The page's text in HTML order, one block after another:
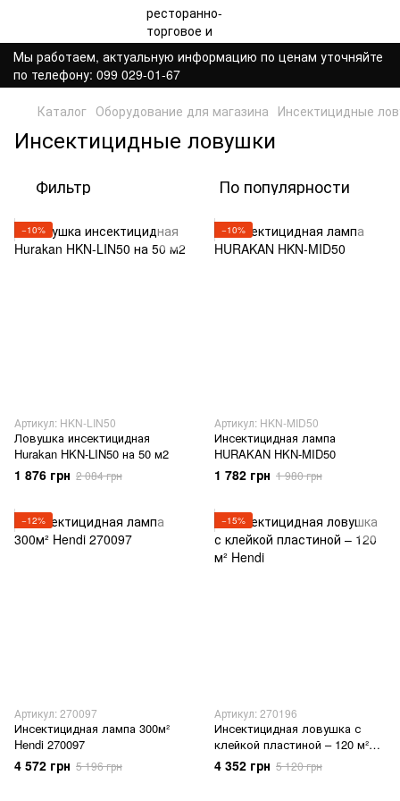
Мы работаем, актуальную информацию по ценам уточняйте
по телефону: 099 029-01-67
Каталог Оборудование для магазина Инсектицидные
Инсектицидные ловушки
Фильтр По популярности
−10%
Артикул: HKN-LIN50
Ловушка инсектицидная
Hurakan HKN-LIN50 на 50 м2
1 876 грн 2 084 грн
−10%
Артикул: HKN-MID50
Инсектицидная лампа
HURAKAN HKN-MID50
1 782 грн 1 980 грн
−12%
Артикул: 270097
Инсектицидная лампа 300м²
Hendi 270097
4 572 грн 5 196 грн
−15%
Артикул: 270196
Инсектицидная ловушка с
клейкой пластиной – 120 м²
Hendi
4 352 грн 5 120 грн